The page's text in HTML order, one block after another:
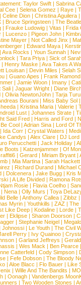
Taylor Swift | Sabrina
Cee |Selena Gomez |Raye |
| Celine Dion | Christina Aguilera |
|Bruce Springsteen |The
| Frauke Ludowig | Vitas | Frida
| Lucenzo | Pigeon John |
Mayer |Not Called Jinx |
| Edward Maya |
| Ava Rocks | Youn Sunnah |
| Tara Priya | Sick of
|Henry Maske |Ava Takes A
Louisan |Devin Miles |Selah
|Guano Apes |Frank Ramond
|Jamie Woon | Imany |
Sali |Jaguar Wright |Diane
|Olivia NewtonJohn |Tarja
Bourani | Miss Baby Sol
| Kristina Maria | Valerie |
Lust | Johannes Strate |
Said Fred | Harris and Ford |
Cool |Adrian Sina |Lord Of
| Ida Corr |Crystal Waters |
Candys | Alex Clare | DJ Lord
Perucchetti | Jack Holiday |
Boots |Katzenjammer |Of
|Gerard |Miriam Bryant |
| Mia Martina | Sarah Hackett
| Richard Durand | Michael
|Dolcenera |Jake Bugg |Kris
|A Life Divided |Ramona
Rosie |Flavia Coelho |
| Nena | Olly Murs | Toya
Belle |Anthony Callea |Zibbz
Myrin | Youthkills | ZAZ | The
Like Deep |Kodaline |Lorde |
|Eklipse |Sharon Doorson |
| Stephanie Neigel |
Johnossi | Le Youth | The Civil
Perry | Ivy Quainoo |
| Garland Jeffreys |
| Wes Mack | Ben Pearce
Catterfeld | Cody Simpson |
|Fefe Dobson |The Bloody
| Aloe Blacc | Flo Bauer | Like
| Wille And The Bandits | MO
|Oonagh |Vandenbergs
|Two Wooden Stones |